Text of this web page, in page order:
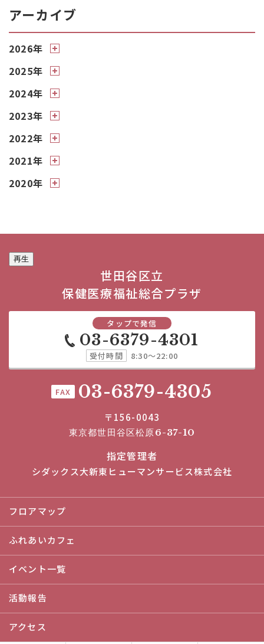
アーカイブ
2026年
2025年
2024年
2023年
2022年
2021年
2020年
再生
世田谷区立
保健医療福祉総合プラザ
タップで発信
03-6379-4301
受付時間 8:30～22:00
FAX 03-6379-4305
〒156-0043
東京都世田谷区松原6-37-10
指定管理者
シダックス大新東ヒューマンサービス株式会社
フロアマップ
ふれあいカフェ
イベント一覧
活動報告
アクセス